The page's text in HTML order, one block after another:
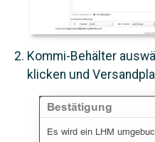
Kommi-Behälter
klicken und